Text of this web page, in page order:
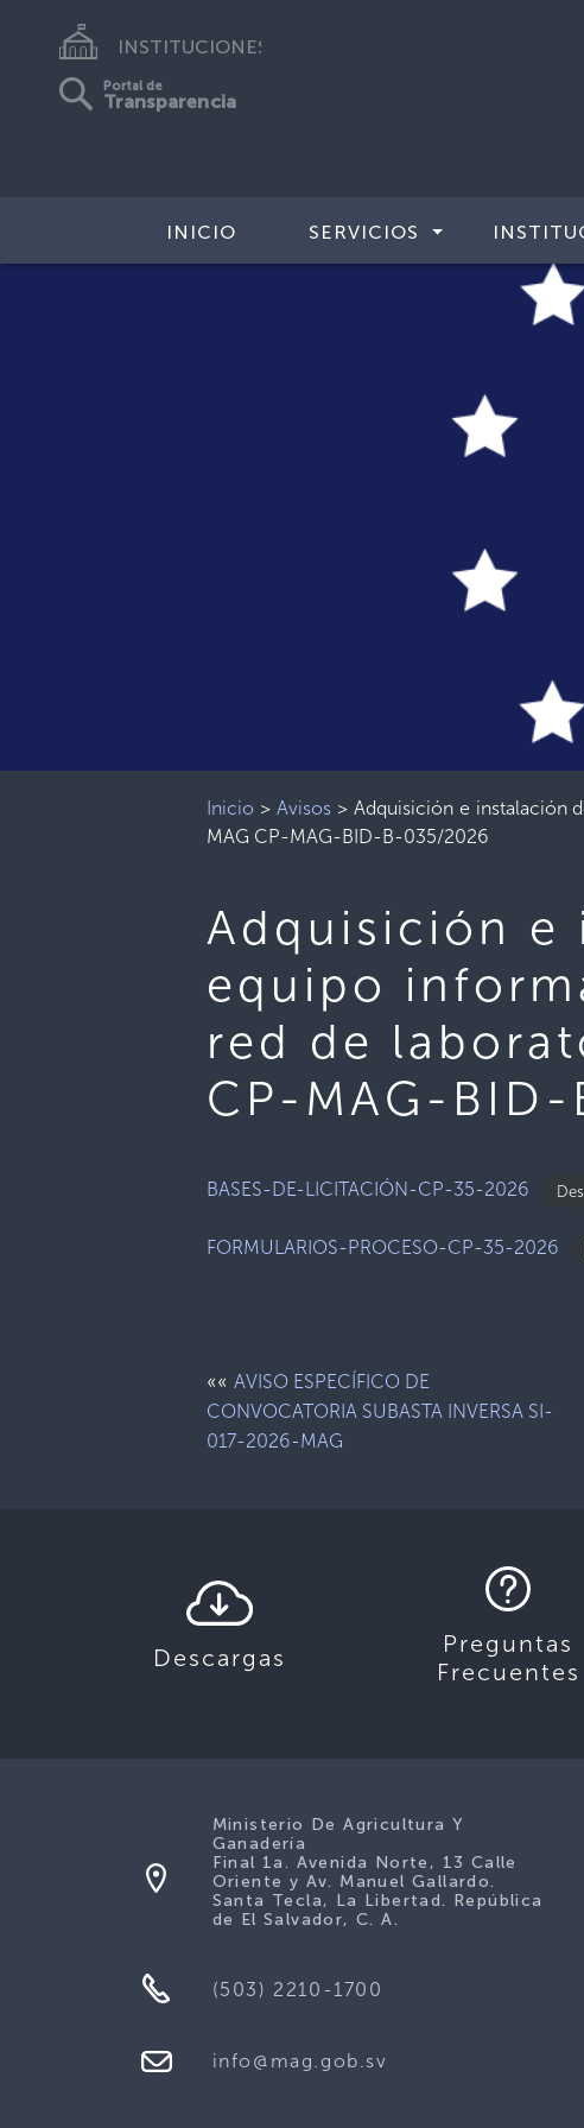
INSTITUCIONES
Portal de
Transparencia
INICIO SERVICIOS
Inicio >Avisos > Adquisición e instalación
MAG CP-MAG-BID-B-035/2026
Adquisición e
equipo
red de
CP-MAG-
BASES-DE-LICITACIÓN-CP-35-2026
FORMULARIOS-PROCESO-CP-35-2026
««AVISO ESPECÍFICO DE
CONVOCATORIA SUBASTA INVERSA SI-
017-2026-MAG
Descargas
Preguntas
Frecuentes
Ministerio De Agricultura Y
Ganadería
Final 1a. Avenida Norte, 13 Calle
Oriente y Av. Manuel Gallardo.
Santa Tecla, La Libertad. República
de El Salvador, C. A.
(503) 2210-1700
info@mag.gob.sv